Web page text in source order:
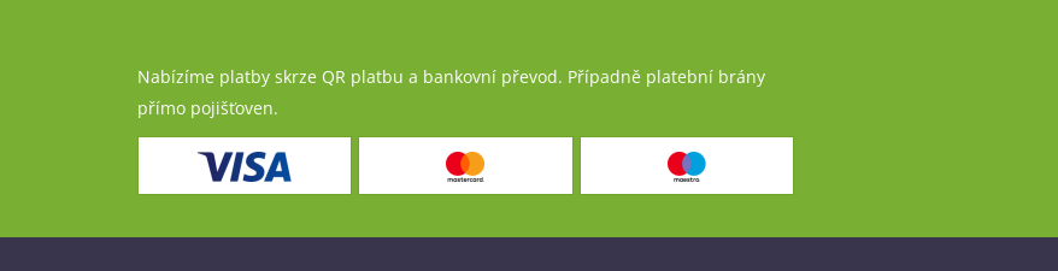
Nabízíme platby skrze QR platbu a bankovní převod. Případně platební brány
přímo pojišťoven.